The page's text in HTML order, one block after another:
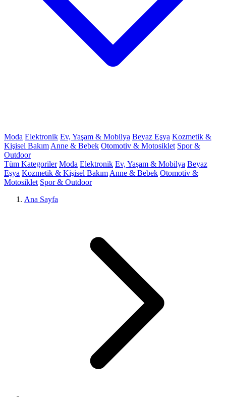
Moda Elektronik Ev, Yaşam & Mobilya Beyaz Eşya Kozmetik &
Kişisel Bakım Anne & Bebek Otomotiv & Motosiklet Spor &
Outdoor
Tüm Kategoriler Moda Elektronik Ev, Yaşam & Mobilya Beyaz
Eşya Kozmetik & Kişisel Bakım Anne & Bebek Otomotiv &
Motosiklet Spor & Outdoor
Ana Sayfa